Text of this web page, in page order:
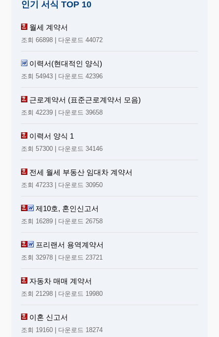
인기 서식 TOP 10
월세 계약서
조회 66898 | 다운로드 44072
이력서(현대적인 양식)
조회 54943 | 다운로드 42396
근로계약서 (표준근로계약서 모음)
조회 42239 | 다운로드 39658
이력서 양식 1
조회 57300 | 다운로드 34146
전세 월세 부동산 임대차 계약서
조회 47233 | 다운로드 30950
제10호, 혼인신고서
조회 16289 | 다운로드 26758
프리랜서 용역계약서
조회 32978 | 다운로드 23721
자동차 매매 계약서
조회 21298 | 다운로드 19980
이혼 신고서
조회 19160 | 다운로드 18274